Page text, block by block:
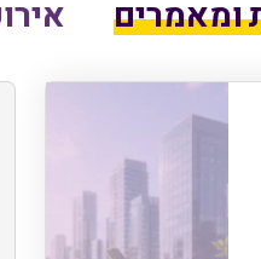
ומאמרים